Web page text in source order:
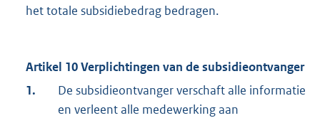
het totale subsidiebedrag bedragen.
Artikel 10 Verplichtingen van de subsidieontvanger
1.
De subsidieontvanger verschaft alle informatie
en verleent alle medewerking aan